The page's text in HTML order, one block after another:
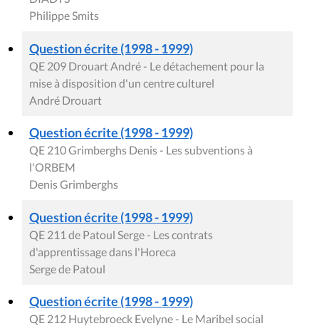
Philippe Smits
Question écrite (1998 - 1999)
QE 209 Drouart André - Le détachement pour la
mise à disposition d'un centre culturel
André Drouart
Question écrite (1998 - 1999)
QE 210 Grimberghs Denis - Les subventions à
l'ORBEM
Denis Grimberghs
Question écrite (1998 - 1999)
QE 211 de Patoul Serge - Les contrats
d'apprentissage dans l'Horeca
Serge de Patoul
Question écrite (1998 - 1999)
QE 212 Huytebroeck Evelyne - Le Maribel social